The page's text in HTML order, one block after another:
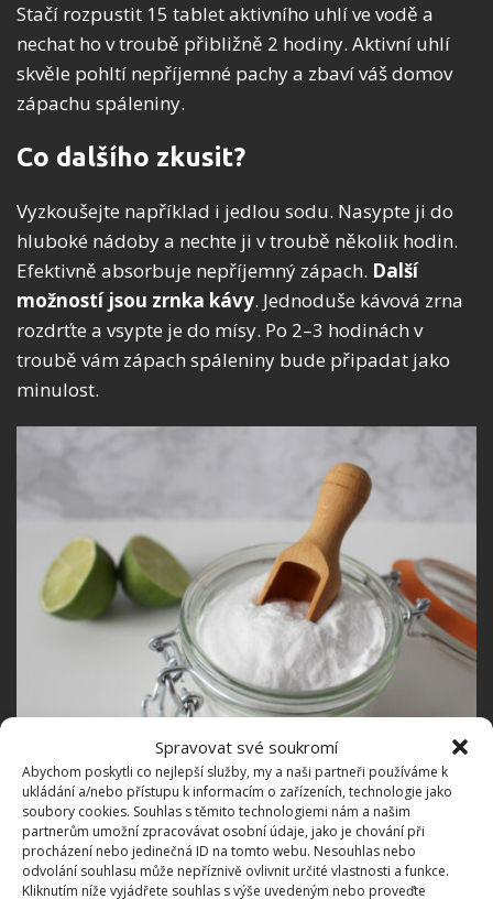
Spravovat své soukromí
Abychom poskytli co nejlepší služby, my a naši partneři používáme k
ukládání a/nebo přístupu k informacím o zařízeních, technologie jako
soubory cookies. Souhlas s těmito technologiemi nám a našim
partnerům umožní zpracovávat osobní údaje, jako je chování při
procházení nebo jedinečná ID na tomto webu. Nesouhlas nebo
odvolání souhlasu může nepříznivě ovlivnit určité vlastnosti a funkce.
Kliknutím níže vyjádřete souhlas s výše uvedeným nebo proveďte
Stačí rozpustit 15 tablet aktivního uhlí ve vodě a
nechat ho v troubě přibližně 2 hodiny. Aktivní uhlí
skvěle pohltí nepříjemné pachy a zbaví váš domov
zápachu spáleniny.
Co dalšího zkusit?
Vyzkoušejte například i jedlou sodu. Nasypte ji do
hluboké nádoby a nechte ji v troubě několik hodin.
Efektivně absorbuje nepříjemný zápach. Další
možností jsou zrnka kávy. Jednoduše kávová zrna
rozdrťte a vsypte je do mísy. Po 2–3 hodinách v
troubě vám zápach spáleniny bude připadat jako
minulost.
Poslední možností, jak na zápach z trouby, jsou
různé bylinky. Směs máty, meduňky, tymiánu a
šalvěje důkladně opláchněte a vložte do mírně
vyhřáté trouby. Po chvíli vás potěší příjemná vůně